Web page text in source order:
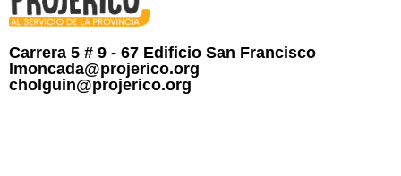
Carrera 5 # 9 - 67 Edificio San Francisco
lmoncada@projerico.org
cholguin@projerico.org